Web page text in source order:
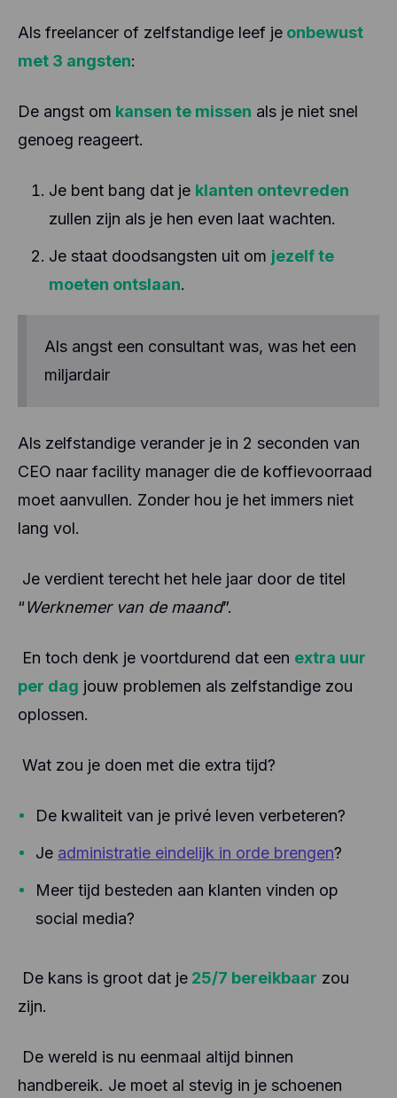
Als freelancer of zelfstandige leef je onbewust
met 3 angsten:
De angst om kansen te missen als je niet snel
genoeg reageert.
Je bent bang dat je klanten ontevreden
zullen zijn als je hen even laat wachten.
Je staat doodsangsten uit om jezelf te
moeten ontslaan.
Als angst een consultant was, was het een
miljardair
Als zelfstandige verander je in 2 seconden van
CEO naar facility manager die de koffievoorraad
moet aanvullen. Zonder hou je het immers niet
lang vol.
Je verdient terecht het hele jaar door de titel
“Werknemer van de maand”.
En toch denk je voortdurend dat een extra uur
per dag jouw problemen als zelfstandige zou
oplossen.
Wat zou je doen met die extra tijd?
De kwaliteit van je privé leven verbeteren?
Je administratie eindelijk in orde brengen?
Meer tijd besteden aan klanten vinden op
social media?
De kans is groot dat je 25/7 bereikbaar zou
zijn.
De wereld is nu eenmaal altijd binnen
handbereik. Je moet al stevig in je schoenen